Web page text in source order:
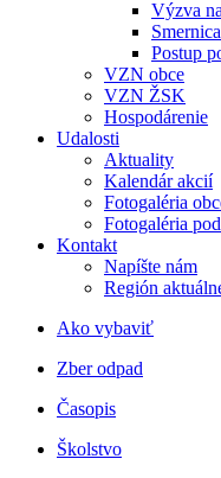
Výzva
Postup
VZN obce
VZN ŽSK
Hospodárenie
Udalosti
Aktuality
Kalendár akcií
Fotogaléria
Fotogaléria
Kontakt
Napíšte nám
Región
Ako vybaviť
Zber odpad
Časopis
Školstvo